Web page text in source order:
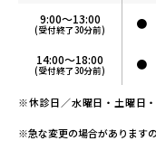
9:00～13:00
(受付終了30分前) ●
14:00～18:00
(受付終了30分前) ●
※休診日／水曜日・土曜日
※急な変更の場合があります